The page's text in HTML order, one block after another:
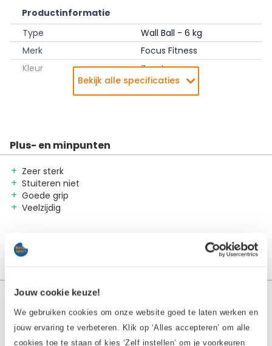
Jouw cookie keuze!
We gebruiken cookies om onze website goed te laten werken en
jouw ervaring te verbeteren. Klik op ‘Alles accepteren’ om alle
cookies toe te staan of kies ‘Zelf instellen’ om je voorkeuren
Materiaal: imitatiekevlar
Kleur: zwart met witte markeringen
Ook verkrijgbaar in:
4 kg – 8 kg – 10 kg
Productinformatie
Type
Wall Ball - 6 kg
Merk
Focus Fitness
Kleur
Zwart
Garantie particulieren
1 jaar
EAN
Bekijk alle specificaties
Plus- en minpunten
Zeer sterk
Stuiteren niet
Goede grip
Veelzijdig
0 / 5 (0 reviews)
5 sterren
0
4 sterren